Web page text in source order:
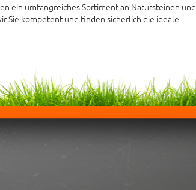
ein umfangreiches Sortiment an Natursteinen und
Sie kompetent und finden sicherlich die ideale